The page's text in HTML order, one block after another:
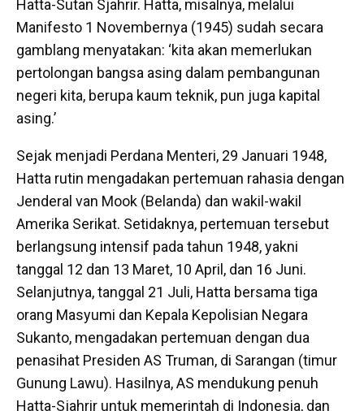
Hatta-Sutan Sjahrir. Hatta, misalnya, melalui
Manifesto 1 Novembernya (1945) sudah secara
gamblang menyatakan: ‘kita akan memerlukan
pertolongan bangsa asing dalam pembangunan
negeri kita, berupa kaum teknik, pun juga kapital
asing.’
Sejak menjadi Perdana Menteri, 29 Januari 1948,
Hatta rutin mengadakan pertemuan rahasia dengan
Jenderal van Mook (Belanda) dan wakil-wakil
Amerika Serikat. Setidaknya, pertemuan tersebut
berlangsung intensif pada tahun 1948, yakni
tanggal 12 dan 13 Maret, 10 April, dan 16 Juni.
Selanjutnya, tanggal 21 Juli, Hatta bersama tiga
orang Masyumi dan Kepala Kepolisian Negara
Sukanto, mengadakan pertemuan dengan dua
penasihat Presiden AS Truman, di Sarangan (timur
Gunung Lawu). Hasilnya, AS mendukung penuh
Hatta-Sjahrir untuk memerintah di Indonesia, dan